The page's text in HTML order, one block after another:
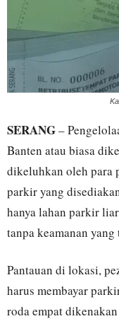
SERANG–
Banten atau biasa
dikeluhkan oleh para
parkir yang
hanya lahan parkir
tanpa keamanan
Pantauan di lokasi,
harus membayar
roda empat